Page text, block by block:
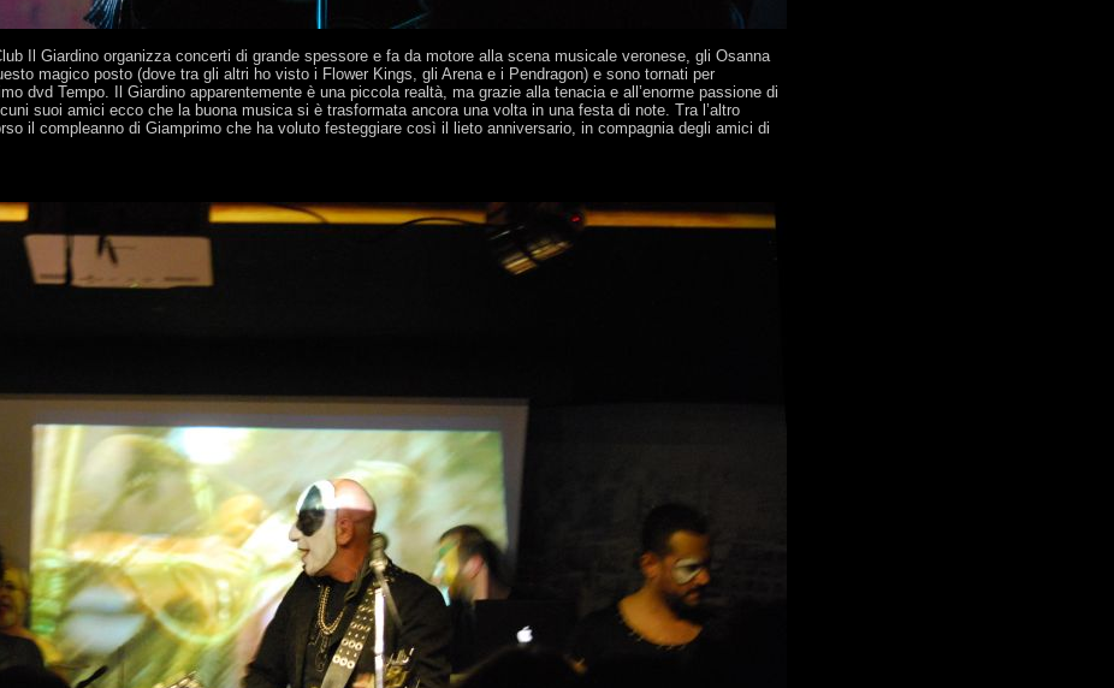
Il Giardino organizza concerti di grande spessore e fa da motore alla scena musicale veronese, gli Osanna
magico posto (dove tra gli altri ho visto i Flower Kings, gli Arena e i Pendragon) e sono tornati per
dvd Tempo. Il Giardino apparentemente è una piccola realtà, ma grazie alla tenacia e all’enorme passione di
suoi amici ecco che la buona musica si è trasformata ancora una volta in una festa di note. Tra l’altro
il compleanno di Giamprimo che ha voluto festeggiare così il lieto anniversario, in compagnia degli amici di